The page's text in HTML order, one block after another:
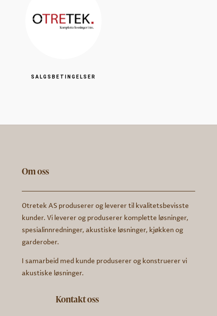
SALGSBETINGELSER
Om oss
Otretek AS produserer og leverer til kvalitetsbevisste
kunder. Vi leverer og produserer komplette løsninger,
spesialinnredninger, akustiske løsninger, kjøkken og
garderober.
I samarbeid med kunde produserer og konstruerer vi
akustiske løsninger.
Kontakt oss